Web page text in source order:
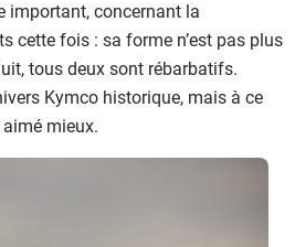
important, concernant la
cette fois : sa forme n’est pas plus
tous deux sont rébarbatifs.
Kymco historique, mais à ce
mieux.